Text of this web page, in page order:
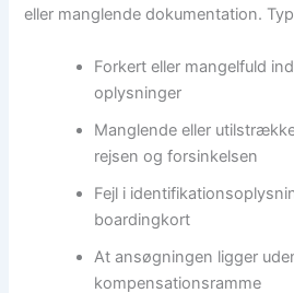
eller manglende dokumentation.
Forkert eller mangelfuld
oplysninger
Manglende eller
rejsen og forsinkelsen
Fejl i
boardingkort
At ansøgningen ligger
kompensationsramme